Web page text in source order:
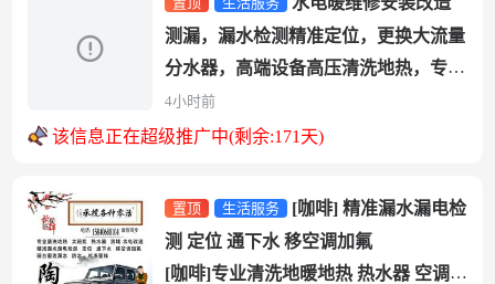
测漏，漏水检测精准定位，更换大流量
分水器，高端设备高压清洗地热，专干
各种疑难杂症问题，疏通马桶下水管
道！燃气...
4小时前
该信息正在超级推广中(剩余:171天)
置顶 生活服务
[咖啡] 精准漏水漏电检
测 定位 通下水 移空调加氟
[咖啡]专业清洗地暖地热 热水器 空调